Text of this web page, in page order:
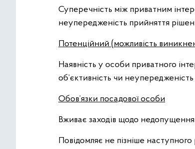
Суперечність між приватним
неупередженість прийняття
Потенційний (можливість
Наявність у особи приватного
об’єктивність чи
Обов’язки посадової особи
Вживає заходів щодо недопущення
Повідомляє не пізніше